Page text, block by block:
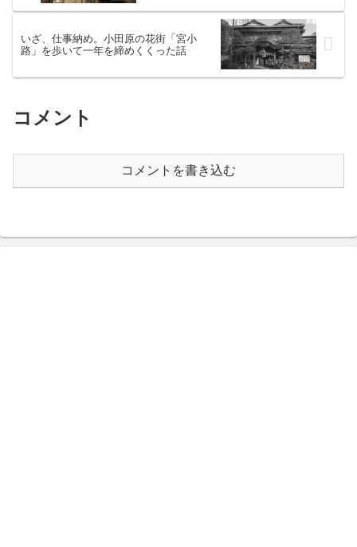
いざ、仕事納め。小田原の花街「宮小
路」を歩いて一年を締めくくった話
コメント
コメントを書き込む